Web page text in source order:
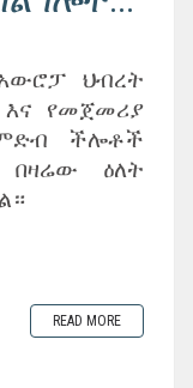
ህብረት
የመጀመሪያ
ችሎቶች
ዕለት
READ MORE